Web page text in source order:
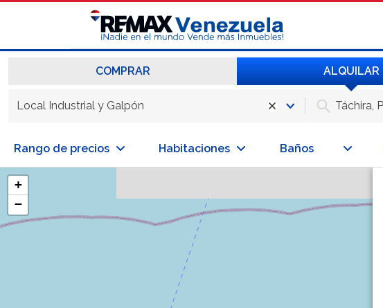
COMPRAR ALQUILAR
Local Industrial y Galpón
Rango de precios Habitaciones Baños
+
−